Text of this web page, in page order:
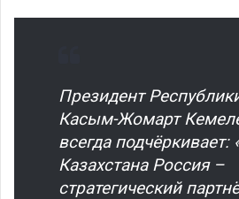
Президент
Касым-Жомарт
всегда подчёркивает:
Казахстана Россия –
стратегический